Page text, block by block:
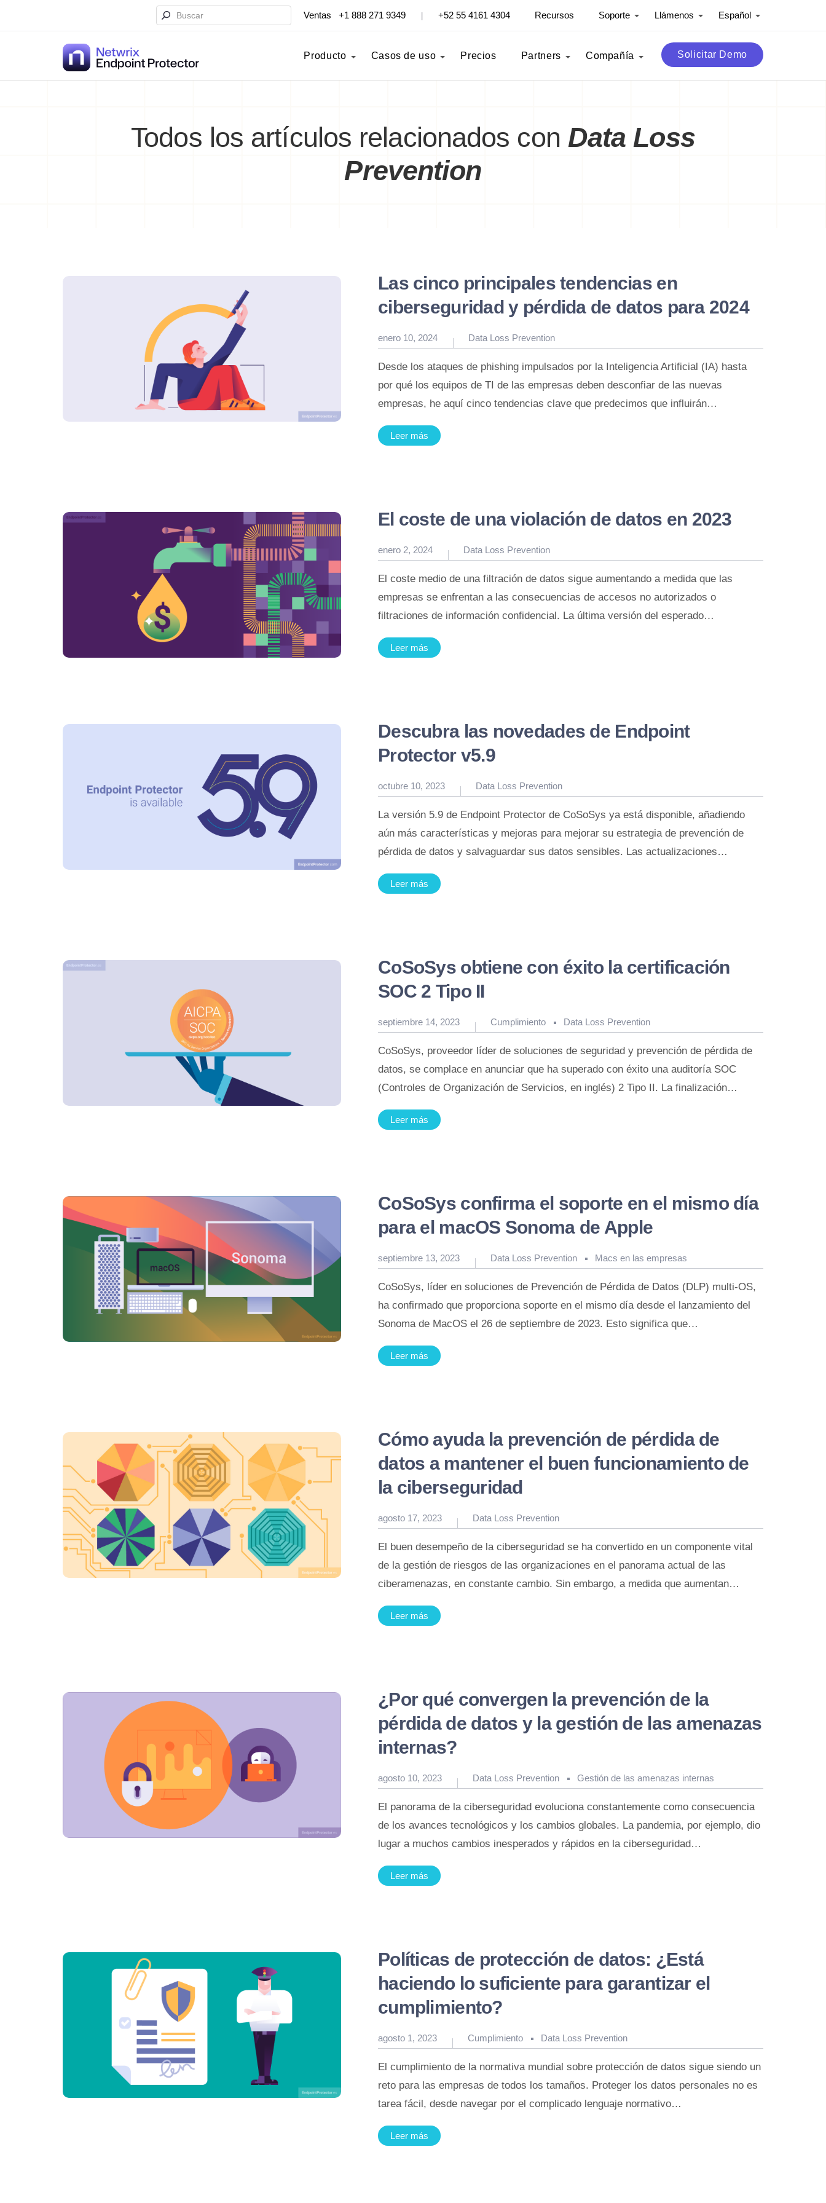
Ventas +1 888 271 9349 +52 55 4161 4304 Recursos Soporte Llámenos Español
Producto Casos de uso Precios Partners Compañía Solicitar Demo
Todos los artículos relacionados con Data Loss
Prevention
Las cinco principales tendencias en
ciberseguridad y pérdida de datos para 2024
enero 10, 2024
Publicado
en
Data Loss Prevention
Desde los ataques de phishing impulsados por la Inteligencia Artificial (IA) hasta
por qué los equipos de TI de las empresas deben desconfiar de las nuevas
empresas, he aquí cinco tendencias clave que predecimos que influirán…
Leer más
El coste de una violación de datos en 2023
enero 2, 2024
Publicado
en
Data Loss Prevention
El coste medio de una filtración de datos sigue aumentando a medida que las
empresas se enfrentan a las consecuencias de accesos no autorizados o
filtraciones de información confidencial. La última versión del esperado…
Leer más
Descubra las novedades de Endpoint
Protector v5.9
octubre 10, 2023
Publicado
en
Data Loss Prevention
La versión 5.9 de Endpoint Protector de CoSoSys ya está disponible, añadiendo
aún más características y mejoras para mejorar su estrategia de prevención de
pérdida de datos y salvaguardar sus datos sensibles. Las actualizaciones…
Leer más
CoSoSys obtiene con éxito la certificación
SOC 2 Tipo II
septiembre 14, 2023
Publicado
en
Cumplimiento Data Loss Prevention
CoSoSys, proveedor líder de soluciones de seguridad y prevención de pérdida de
datos, se complace en anunciar que ha superado con éxito una auditoría SOC
(Controles de Organización de Servicios, en inglés) 2 Tipo II. La finalización…
Leer más
CoSoSys confirma el soporte en el mismo día
para el macOS Sonoma de Apple
septiembre 13, 2023
Publicado
en
Data Loss Prevention Macs en las empresas
CoSoSys, líder en soluciones de Prevención de Pérdida de Datos (DLP) multi-OS,
ha confirmado que proporciona soporte en el mismo día desde el lanzamiento del
Sonoma de MacOS el 26 de septiembre de 2023. Esto significa que…
Leer más
Cómo ayuda la prevención de pérdida de
datos a mantener el buen funcionamiento de
la ciberseguridad
agosto 17, 2023
Publicado
en
Data Loss Prevention
El buen desempeño de la ciberseguridad se ha convertido en un componente vital
de la gestión de riesgos de las organizaciones en el panorama actual de las
ciberamenazas, en constante cambio. Sin embargo, a medida que aumentan…
Leer más
¿Por qué convergen la prevención de la
pérdida de datos y la gestión de las amenazas
internas?
agosto 10, 2023
Publicado
en
Data Loss Prevention Gestión de las amenazas internas
El panorama de la ciberseguridad evoluciona constantemente como consecuencia
de los avances tecnológicos y los cambios globales. La pandemia, por ejemplo, dio
lugar a muchos cambios inesperados y rápidos en la ciberseguridad…
Leer más
Políticas de protección de datos: ¿Está
haciendo lo suficiente para garantizar el
cumplimiento?
agosto 1, 2023
Publicado
en
Cumplimiento Data Loss Prevention
El cumplimiento de la normativa mundial sobre protección de datos sigue siendo un
reto para las empresas de todos los tamaños. Proteger los datos personales no es
tarea fácil, desde navegar por el complicado lenguaje normativo…
Leer más